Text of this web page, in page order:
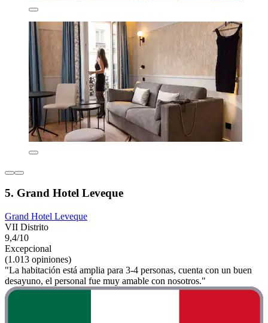
5. Grand Hotel Leveque
Grand Hotel Leveque
VII Distrito
9,4/10
Excepcional
(1.013 opiniones)
"La habitación está amplia para 3-4 personas, cuenta con un buen
desayuno, el personal fue muy amable con nosotros."